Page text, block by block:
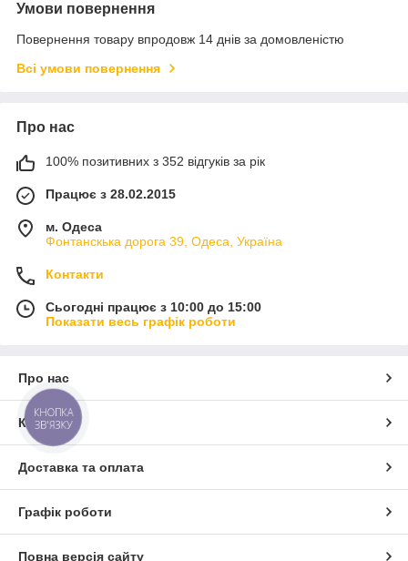
Умови повернення
Повернення товару впродовж 14 днів за домовленістю
Всі умови повернення
Про нас
100% позитивних з 352 відгуків за рік
Працює з 28.02.2015
м. Одеса
Фонтанскька дорога 39, Одеса, Україна
Контакти
Сьогодні працює з 10:00 до 15:00
Показати весь графік роботи
Про нас
Контакти
Доставка та оплата
Графік роботи
Повна версія сайту
КНОПКА
ЗВ'ЯЗКУ